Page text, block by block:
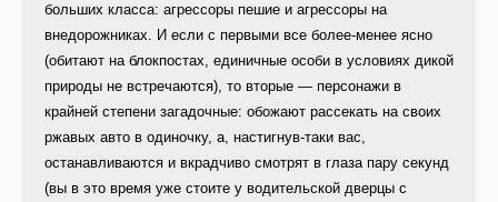
больших класса: агрессоры пешие и агрессоры на
внедорожниках. И если с первыми все более-менее ясно
(обитают на блокпостах, единичные особи в условиях дикой
природы не встречаются), то вторые — персонажи в
крайней степени загадочные: обожают рассекать на своих
ржавых авто в одиночку, а, настигнув-таки вас,
останавливаются и вкрадчиво смотрят в глаза пару секунд
(вы в это время уже стоите у водительской дверцы с